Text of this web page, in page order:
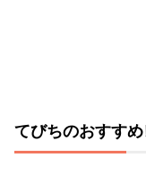
てびちのおすす